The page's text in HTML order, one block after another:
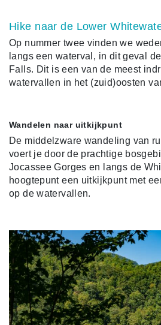
Hike naar de Lower
Op nummer twee vinden we
langs een waterval, in dit geval
Falls. Dit is een van de meest
watervallen in het (zuid)oosten
Wandelen naar uitkijkpunt
De middelzware wandeling van
voert je door de prachtige
Jocassee Gorges en langs de
hoogtepunt een uitkijkpunt met
op de watervallen.